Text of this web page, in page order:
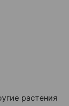
растения